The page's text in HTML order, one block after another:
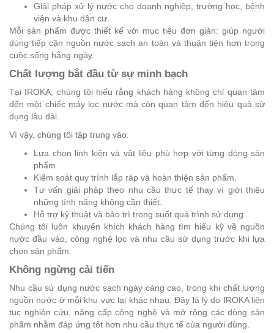
Giải pháp xử lý nước cho doanh nghiệp, trường học, bệnh
viện và khu dân cư.
Mỗi sản phẩm được thiết kế với mục tiêu đơn giản: giúp người
dùng tiếp cận nguồn nước sạch an toàn và thuận tiện hơn trong
cuộc sống hằng ngày.
Chất lượng bắt đầu từ sự minh bạch
Tại IROKA, chúng tôi hiểu rằng khách hàng không chỉ quan tâm
đến một chiếc máy lọc nước mà còn quan tâm đến hiệu quả sử
dụng lâu dài.
Vì vậy, chúng tôi tập trung vào:
Lựa chọn linh kiện và vật liệu phù hợp với từng dòng sản
phẩm.
Kiểm soát quy trình lắp ráp và hoàn thiện sản phẩm.
Tư vấn giải pháp theo nhu cầu thực tế thay vì giới thiệu
những tính năng không cần thiết.
Hỗ trợ kỹ thuật và bảo trì trong suốt quá trình sử dụng.
Chúng tôi luôn khuyến khích khách hàng tìm hiểu kỹ về nguồn
nước đầu vào, công nghệ lọc và nhu cầu sử dụng trước khi lựa
chọn sản phẩm.
Không ngừng cải tiến
Nhu cầu sử dụng nước sạch ngày càng cao, trong khi chất lượng
nguồn nước ở mỗi khu vực lại khác nhau. Đây là lý do IROKA liên
tục nghiên cứu, nâng cấp công nghệ và mở rộng các dòng sản
phẩm nhằm đáp ứng tốt hơn nhu cầu thực tế của người dùng.